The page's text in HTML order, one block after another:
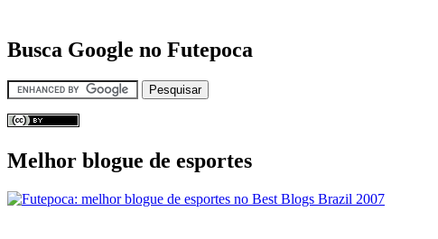
Busca Google no Futepoca
Melhor blogue de esportes